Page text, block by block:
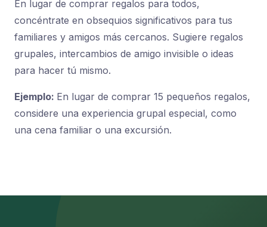
En lugar de comprar regalos para todos,
concéntrate en obsequios significativos para tus
familiares y amigos más cercanos. Sugiere regalos
grupales, intercambios de amigo invisible o ideas
para hacer tú mismo.
Ejemplo: En lugar de comprar 15 pequeños regalos,
considere una experiencia grupal especial, como
una cena familiar o una excursión.